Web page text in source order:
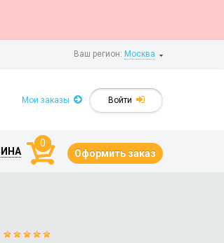
Ваш регион: Москва
Войти
Мои заказы
0
Оформить заказ